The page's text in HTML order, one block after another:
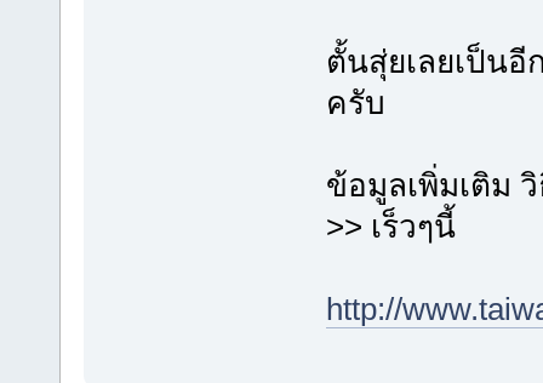
ตั้นสุ่ยเลยเป็นอี
ครับ
ข้อมูลเพิ่มเติม
>> เร็วๆนี้
http://